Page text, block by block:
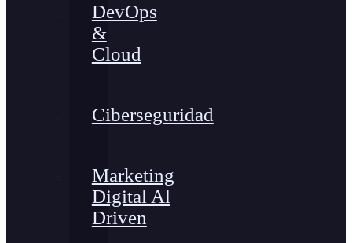
DevOps
&
Cloud
Ciberseguridad
Marketing
Digital Al
Driven